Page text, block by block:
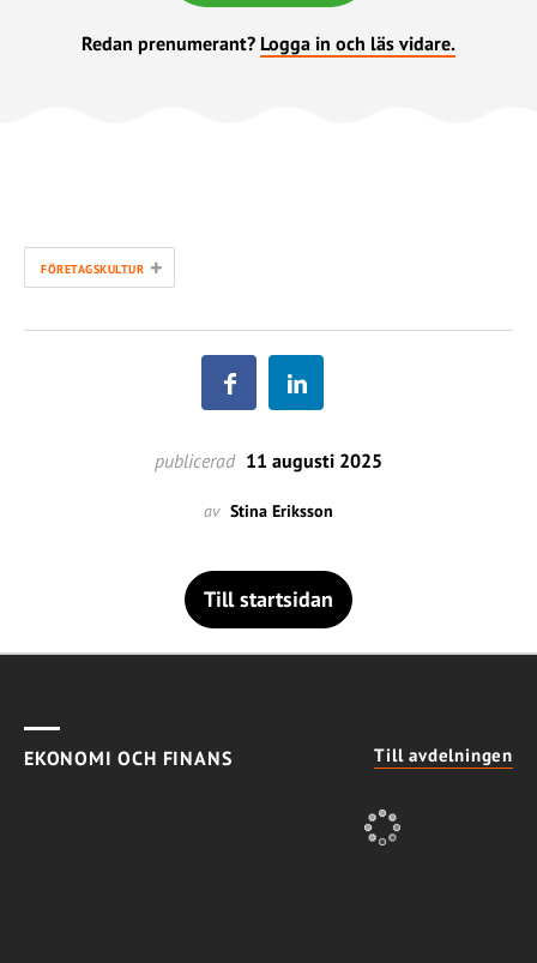
Redan prenumerant? Logga in och läs vidare.
FÖRETAGSKULTUR +
publicerad 11 augusti 2025
av Stina Eriksson
Till startsidan
EKONOMI OCH FINANS Till avdelningen